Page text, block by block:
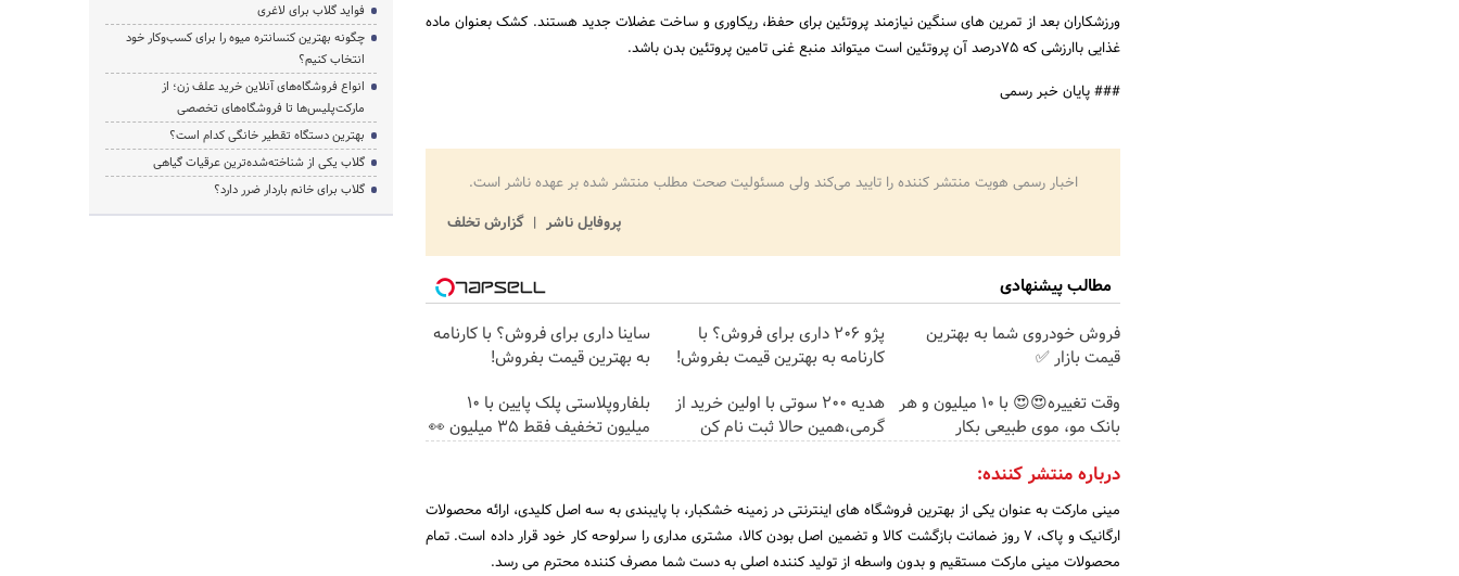
ورزشکاران بعد از تمرین های سنگین نیازمند پروتئین برای حفظ، ریکاوری و ساخت عضلات جدید هستند. کشک بعنوان ماده
غذایی باارزشی که 75درصد آن پروتئین است میتواند منبع غنی تامین پروتئین بدن باشد.
### پایان خبر رسمی
اخبار رسمی هویت منتشر کننده را تایید می‌کند ولی مسئولیت صحت مطلب منتشر شده بر عهده ناشر است.
پروفایل ناشر
گزارش تخلف
مطالب پیشنهادی
فروش خودروی شما به بهترین
قیمت بازار ✅
پژو 206 داری برای فروش؟ با
کارنامه به بهترین قیمت بفروش!
ساینا داری برای فروش؟ با کارنامه
به بهترین قیمت بفروش!
وقت تغییره😍😍 با 10 میلیون و هر
بانک مو، موی طبیعی بکار
هدیه 200 سوتی با اولین خرید از
گرمی،همین حالا ثبت نام کن
بلفاروپلاستی پلک پایین با ۱۰
میلیون تخفیف فقط 3۵ میلیون 👀
درباره منتشر کننده:
مینی مارکت به عنوان یکی از بهترین فروشگاه های اینترنتی در زمینه خشکبار، با پایبندی به سه اصل کلیدی، ارائه محصولات
ارگانیک و پاک، 7 روز ضمانت بازگشت کالا و تضمین اصل‌ بودن کالا، مشتری مداری را سرلوحه کار خود قرار داده است. تمام
محصولات مینی مارکت مستقیم و بدون واسطه از تولید کننده اصلی به دست شما مصرف کننده محترم می رسد.
فواید گلاب برای لاغری
چگونه بهترین کنسانتره میوه را برای کسب‌وکار خود
انتخاب کنیم؟
انواع فروشگاه‌های آنلاین خرید علف زن؛ از
مارکت‌پلیس‌ها تا فروشگاه‌های تخصصی
بهترین دستگاه تقطیر خانگی کدام است؟
گلاب یکی از شناخته‌شده‌ترین عرقیات گیاهی
گلاب برای خانم باردار ضرر دارد؟